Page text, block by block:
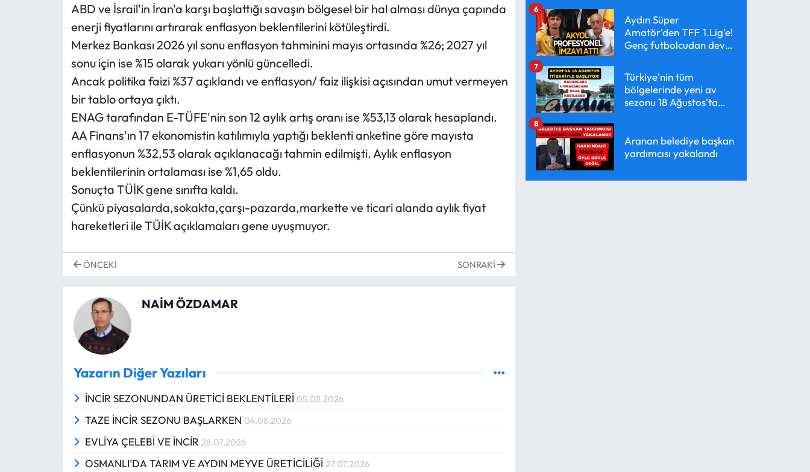
ABD ve İsrail'in İran'a karşı başlattığı savaşın bölgesel bir hal alması dünya çapında
enerji fiyatlarını artırarak enflasyon beklentilerini kötüleştirdi.
Merkez Bankası 2026 yıl sonu enflasyon tahminini mayıs ortasında %26; 2027 yıl
sonu için ise %15 olarak yukarı yönlü güncelledi.
Ancak politika faizi %37 açıklandı ve enflasyon/ faiz ilişkisi açısından umut vermeyen
bir tablo ortaya çıktı.
ENAG tarafından E-TÜFE'nin son 12 aylık artış oranı ise %53,13 olarak hesaplandı.
AA Finans'ın 17 ekonomistin katılımıyla yaptığı beklenti anketine göre mayısta
enflasyonun %32,53 olarak açıklanacağı tahmin edilmişti. Aylık enflasyon
beklentilerinin ortalaması ise %1,65 oldu.
Sonuçta TÜİK gene sınıfta kaldı.
Çünkü piyasalarda,sokakta,çarşı-pazarda,markette ve ticari alanda aylık fiyat
hareketleri ile TÜİK açıklamaları gene uyuşmuyor.
ÖNCEKI SONRAKI
NAİM ÖZDAMAR
Yazarın Diğer Yazıları
İNCİR SEZONUNDAN ÜRETİCİ BEKLENTİLERİ 05.08.2026
TAZE İNCİR SEZONU BAŞLARKEN 04.08.2026
EVLİYA ÇELEBİ VE İNCİR28.07.2026
OSMANLI’DA TARIM VE AYDIN MEYVE ÜRETİCİLİĞİ27.07.2026
Aydın Süper
Amatör'den TFF 1.Lig'e!
Genç futbolcudan dev
6
Türkiye'nin tüm
bölgelerinde yeni av
sezonu 18 Ağustos'ta
7
Aranan belediye başkan
yardımcısı yakalandı
8